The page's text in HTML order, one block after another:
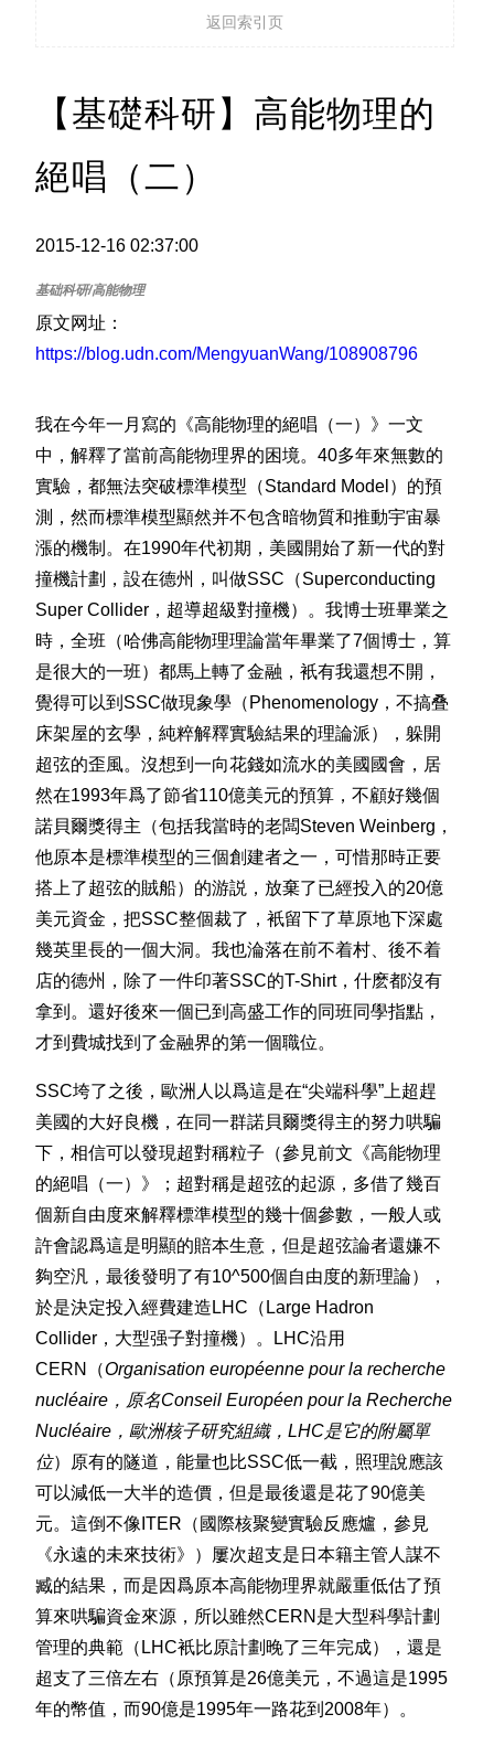
返回索引页
【基礎科研】高能物理的
絕唱（二）
2015-12-16 02:37:00
原文网址：
https://blog.udn.com/MengyuanWang/108908796
我在今年一月寫的《高能物理的絕唱（一）》一文
中，解釋了當前高能物理界的困境。40多年來無數的
實驗，都無法突破標準模型（Standard Model）的預
測，然而標準模型顯然并不包含暗物質和推動宇宙暴
漲的機制。在1990年代初期，美國開始了新一代的對
撞機計劃，設在德州，叫做SSC（Superconducting
Super Collider，超導超級對撞機）。我博士班畢業之
時，全班（哈佛高能物理理論當年畢業了7個博士，算
是很大的一班）都馬上轉了金融，衹有我還想不開，
覺得可以到SSC做現象學（Phenomenology，不搞叠
床架屋的玄學，純粹解釋實驗結果的理論派），躲開
超弦的歪風。沒想到一向花錢如流水的美國國會，居
然在1993年爲了節省110億美元的預算，不顧好幾個
諾貝爾獎得主（包括我當時的老闆Steven Weinberg，
他原本是標準模型的三個創建者之一，可惜那時正要
搭上了超弦的賊船）的游説，放棄了已經投入的20億
美元資金，把SSC整個裁了，衹留下了草原地下深處
幾英里長的一個大洞。我也淪落在前不着村、後不着
店的德州，除了一件印著SSC的T-Shirt，什麽都沒有
拿到。還好後來一個已到高盛工作的同班同學指點，
才到費城找到了金融界的第一個職位。
SSC垮了之後，歐洲人以爲這是在“尖端科學”上超趕
美國的大好良機，在同一群諾貝爾獎得主的努力哄騙
下，相信可以發現超對稱粒子（參見前文《高能物理
的絕唱（一）》；超對稱是超弦的起源，多借了幾百
個新自由度來解釋標準模型的幾十個參數，一般人或
許會認爲這是明顯的賠本生意，但是超弦論者還嫌不
夠空汎，最後發明了有10^500個自由度的新理論），
於是決定投入經費建造LHC（Large Hadron
Collider，大型强子對撞機）。LHC沿用
CERN（Organisation européenne pour la recherche
nucléaire，原名Conseil Européen pour la Recherche
Nucléaire，歐洲核子研究組織，LHC是它的附屬單
位）原有的隧道，能量也比SSC低一截，照理說應該
可以減低一大半的造價，但是最後還是花了90億美
元。這倒不像ITER（國際核聚變實驗反應爐，參見
《永遠的未來技術》）屢次超支是日本籍主管人謀不
臧的結果，而是因爲原本高能物理界就嚴重低估了預
算來哄騙資金來源，所以雖然CERN是大型科學計劃
管理的典範（LHC衹比原計劃晚了三年完成），還是
超支了三倍左右（原預算是26億美元，不過這是1995
年的幣值，而90億是1995年一路花到2008年）。